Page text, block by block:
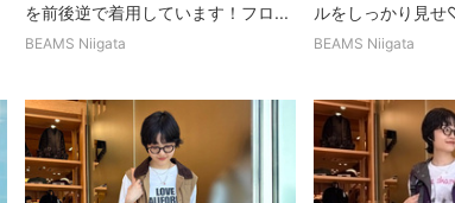
を前後逆で着用しています！フロ...
BEAMS Niigata
ルをしっかり見
BEAMS Niigata